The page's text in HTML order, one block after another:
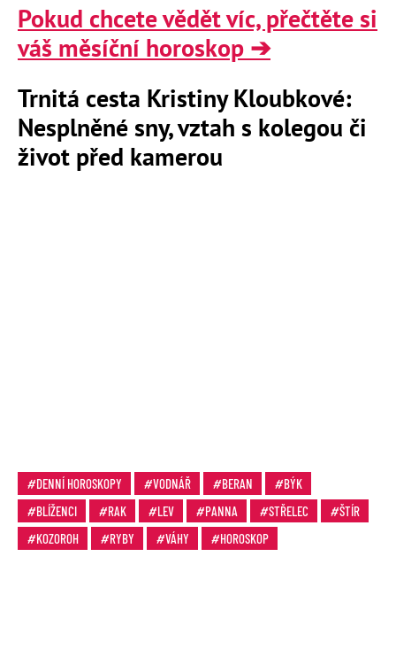
Pokud chcete vědět víc, přečtěte si
váš měsíční horoskop ➔
Trnitá cesta Kristiny Kloubkové:
Nesplněné sny, vztah s kolegou či
život před kamerou
DENNÍ HOROSKOPY VODNÁŘ BERAN
BÝK
BLÍŽENCI
RAK LEV PANNA STŘELEC
ŠTÍR
KOZOROH
RYBY VÁHY HOROSKOP